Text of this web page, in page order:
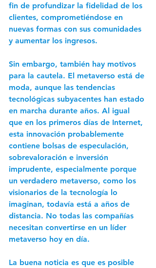
fin de profundizar la fidelidad de los
clientes, comprometiéndose en
nuevas formas con sus comunidades
y aumentar los ingresos.
Sin embargo, también hay motivos
para la cautela. El metaverso está de
moda, aunque las tendencias
tecnológicas subyacentes han estado
en marcha durante años. Al igual
que en los primeros días de Internet,
esta innovación probablemente
contiene bolsas de especulación,
sobrevaloración e inversión
imprudente, especialmente porque
un verdadero metaverso, como los
visionarios de la tecnología lo
imaginan, todavía está a años de
distancia. No todas las compañías
necesitan convertirse en un líder
metaverso hoy en día.
La buena noticia es que es posible